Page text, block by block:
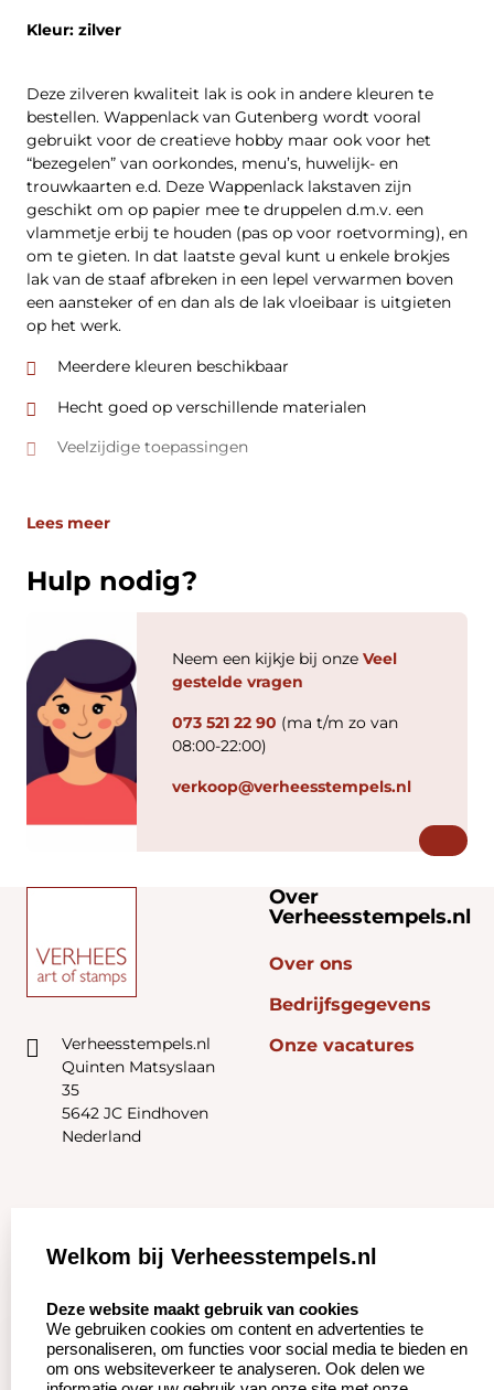
Kleur: zilver
Deze zilveren kwaliteit lak is ook in andere kleuren te
bestellen. Wappenlack van Gutenberg wordt vooral
gebruikt voor de creatieve hobby maar ook voor het
“bezegelen” van oorkondes, menu’s, huwelijk- en
trouwkaarten e.d. Deze Wappenlack lakstaven zijn
geschikt om op papier mee te druppelen d.m.v. een
vlammetje erbij te houden (pas op voor roetvorming), en
om te gieten. In dat laatste geval kunt u enkele brokjes
lak van de staaf afbreken in een lepel verwarmen boven
een aansteker of en dan als de lak vloeibaar is uitgieten
op het werk.
Meerdere kleuren beschikbaar
Hecht goed op verschillende materialen
Veelzijdige toepassingen
Lees meer
Hulp nodig?
Neem een kijkje bij onze Veel
gestelde vragen
073 521 22 90 (ma t/m zo van
08:00-22:00)
verkoop@verheesstempels.nl
Verheesstempels.nl
Quinten Matsyslaan
35
5642 JC Eindhoven
Nederland
Over
Verheesstempels.nl
Over ons
Bedrijfsgegevens
Onze vacatures
Zakelijk:
Betaling &
Verzending
Klantenservice:
Veel gestelde vragen
Herroepingsrecht
Welkom bij Verheesstempels.nl
Deze website maakt gebruik van cookies
We gebruiken cookies om content en advertenties te
personaliseren, om functies voor social media te bieden en
om ons websiteverkeer te analyseren. Ook delen we